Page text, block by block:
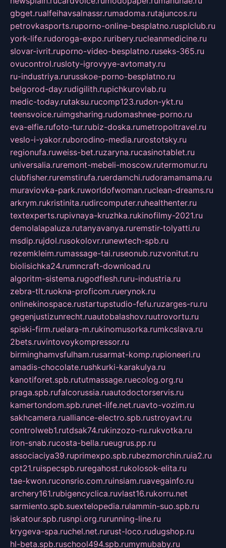
gbget.rualfeihavsalnassr.rumadoma.rutajuncos.ru
petrovkasports.ruporno-online-besplatno.rusplclub.ru
york-life.rudoroga-expo.ruribery.rucleanmedicine.ru
slovar-ivrit.ruporno-video-besplatno.ruseks-365.ru
ovucontrol.rusloty-igrovyye-avtomaty.ru
ru-industriya.rurusskoe-porno-besplatno.ru
belgorod-day.rudigilith.rupichkurovlab.ru
medic-today.rutaksu.rucomp123.rudon-ykt.ru
teensvoice.ruimgsharing.rudomashnee-porno.ru
eva-elfie.rufoto-tur.rubiz-doska.rumetropoltravel.ru
veslo-i-yakor.ruborodino-media.rurostotsky.ru
regionufa.ruweiss-bet.ruzaryna.rucasinotablet.ru
universalia.ruremont-mebeli-moscow.rutermomur.ru
clubfisher.ruremstirufa.ruerdamchi.rudoramamama.ru
muraviovka-park.ruworldofwoman.ruclean-dreams.ru
arkrym.rukristinita.rudircomputer.ruhealthenter.ru
textexperts.rupivnaya-kruzhka.rukinofilmy-2021.ru
demolalapaluza.rutanyavanya.ruremstir-tolyatti.ru
msdip.rujdol.rusokolovr.runewtech-spb.ru
rezemkleim.rumassage-tai.ruseonub.ruzvonitut.ru
biolisichka24.rumncraft-download.ru
algoritm-sistema.rugodflesh.ruru-industria.ru
zebra-tlt.ruokna-proficom.ruerynok.ru
onlinekinospace.rustartupstudio-fefu.ruzarges-ru.ru
gegenjustizunrecht.ruautobalashov.ruutrovortu.ru
spiski-firm.ruelara-m.rukinomusorka.rumkcslava.ru
2bets.ruvintovoykompressor.ru
birminghamvsfulham.rusarmat-komp.rupioneeri.ru
amadis-chocolate.rushkurki-karakulya.ru
kanotiforet.spb.rututmassage.ruecolog.org.ru
praga.spb.rufalcorussia.ruautodoctorservis.ru
kamertondom.spb.runet-life.net.ruavto-vozim.ru
sakhcamera.rualliance-electro.spb.rustroyavt.ru
controlweb1.rutdsak74.rukinzozo-ru.rukvotka.ru
iron-snab.rucosta-bella.rueugrus.pp.ru
associaciya39.ruprimexpo.spb.rubezmorchin.ruia2.ru
cpt21.ruispecspb.ruregahost.rukolosok-elita.ru
tae-kwon.ruconsrio.com.ruinsiam.ruavegainfo.ru
archery161.rubigencyclica.ruvlast16.rukorru.net
sarmiento.spb.suextelopedia.rulammin-suo.spb.ru
iskatour.spb.rusnpi.org.rurunning-line.ru
krygeva-spa.ruchel.net.rurust-loco.rudugshop.ru
hl-beta.spb.ruschool494.spb.rumymubaby.ru